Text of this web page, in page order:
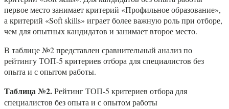
первое место занимает критерий «Профильное образование»,
а критерий «Soft skills» играет более важную роль при отборе,
чем для опытных кандидатов и занимает второе место.
В таблице №2 представлен сравнительный анализ по
рейтингу ТОП-5 критериев отбора для специалистов без
опыта и с опытом работы.
Таблица №2.Рейтинг ТОП-5 критериев отбора для
специалистов без опыта и с опытом работы